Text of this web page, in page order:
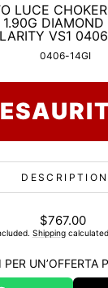
LUCE
DIAMOND
VS1
0406-14GI
DESCRIPTION
List
price
$767.00
Shipping
UN’OFFERTA